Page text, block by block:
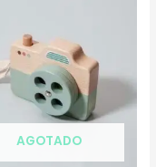
AGOTADO